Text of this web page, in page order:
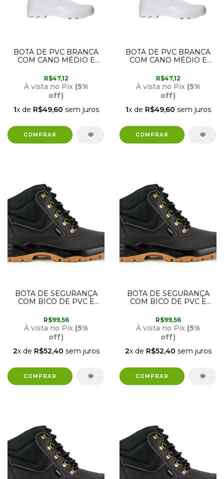
BOTA DE PVC BRANCA
COM CANO MÉDIO E
R$47,12
À vista no Pix (5%
off)
1x de R$49,60 sem juros
BOTA DE PVC BRANCA
COM CANO MÉDIO E
R$47,12
À vista no Pix (5%
off)
1x de R$49,60 sem juros
BOTA DE SEGURANÇA
COM BICO DE PVC E
CRIVAL
R$99,56
À vista no Pix (5%
off)
2x de R$52,40 sem juros
BOTA DE SEGURANÇA
COM BICO DE PVC E
CRIVAL
R$99,56
À vista no Pix (5%
off)
2x de R$52,40 sem juros